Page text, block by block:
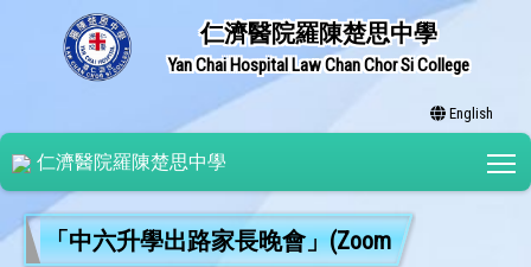
仁濟醫院羅陳楚思中學
Yan Chai Hospital Law Chan Chor Si College
English
仁濟醫院羅陳楚思中學
「中六升學出路家長晚會」(Zoom